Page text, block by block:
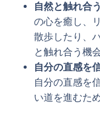
自然と触れ合
の心を癒し、
散歩したり、
と触れ合う機
自分の直感を
自分の直感を
い道を進むた